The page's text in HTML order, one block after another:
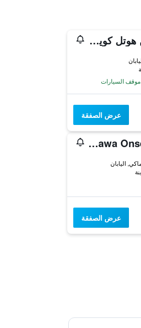
هاناماكي أونسين هوتل كويوكان
موقف السيارات
عرض الصفقة
Osawa Onsen Sansuikaku
عرض الصفقة